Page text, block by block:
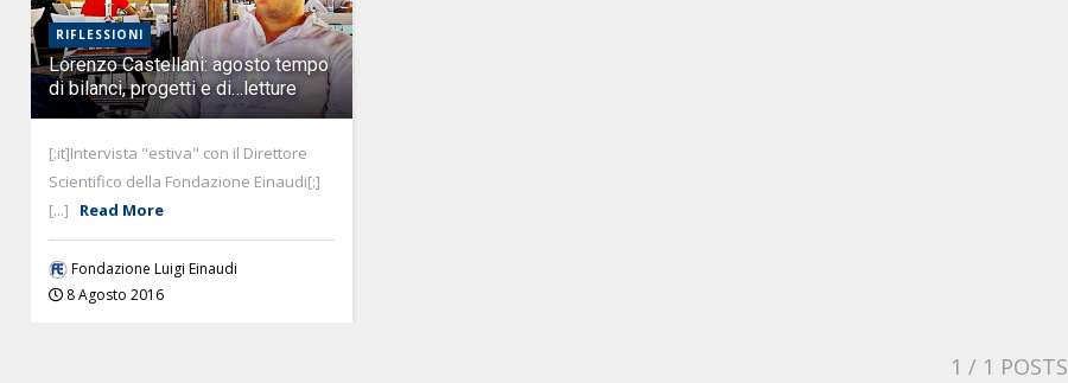
RIFLESSIONI
Lorenzo Castellani: agosto tempo
di bilanci, progetti e di…letture
[:it]Intervista "estiva" con il Direttore
Scientifico della Fondazione Einaudi[:]
[...]
Read More
Fondazione Luigi Einaudi
8 Agosto 2016
1 / 1 POSTS